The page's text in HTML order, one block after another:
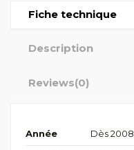
Fiche technique
Description
Reviews(0)
Année Dès 2008